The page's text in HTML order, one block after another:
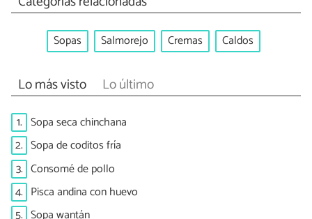
Sopas Salmorejo Cremas Caldos
Lo más visto Lo último
1. Sopa seca chinchana
2. Sopa de coditos fría
3. Consomé de pollo
4. Pisca andina con huevo